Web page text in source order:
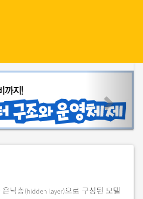
x
t
은닉층(hidden layer)으로 구성된 모델